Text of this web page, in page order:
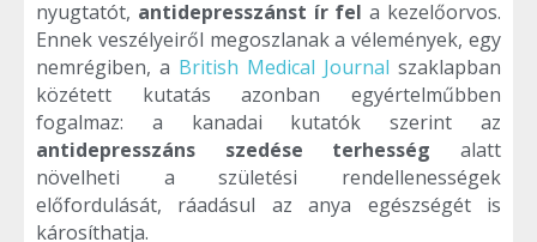
nyugtatót, antidepresszánst ír fel a kezelőorvos.
Ennek veszélyeiről megoszlanak a vélemények, egy
nemrégiben, a British Medical Journal szaklapban
közétett kutatás azonban egyértelműbben
fogalmaz: a kanadai kutatók szerint az
antidepresszáns szedése terhesség alatt
növelheti a születési rendellenességek
előfordulását, ráadásul az anya egészségét is
károsíthatja.